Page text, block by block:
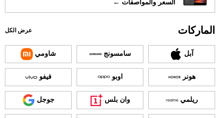
السعر والمواصفات ←
الماركات عرض الكل
آبل سامسونج شاومي
هونر اوبو فيفو
ريلمي وان بلس جوجل